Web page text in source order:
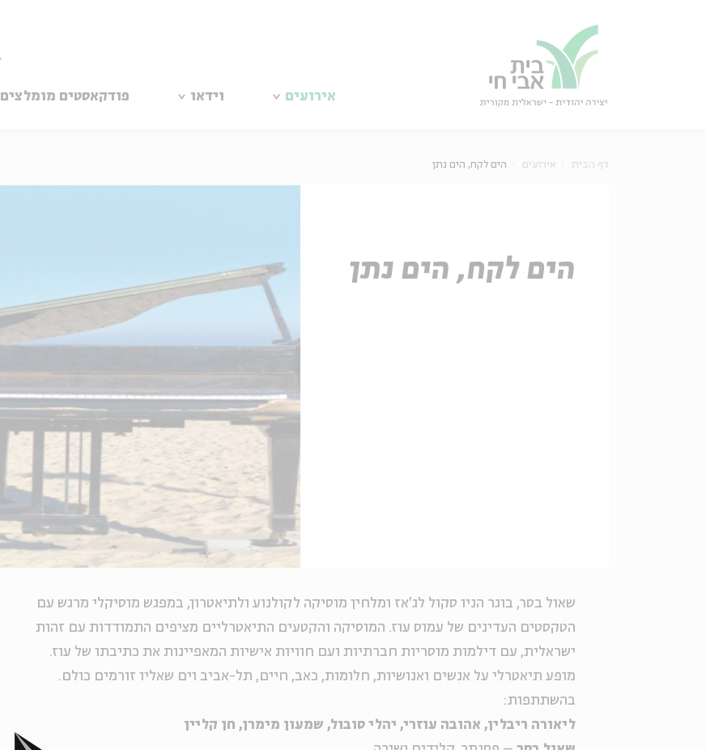
אירועים וידאו פודקאסטים מומלצים
דף הבית אירועים הים לקח, הים נתן
הים לקח, הים נתן
שאול בסר, בוגר הניו סקול לג'אז ומלחין מוסיקה לקולנוע ולתיאטרון, במפגש מוסיקלי מרגש עם
הטקסטים העדינים של עמוס עוז. המוסיקה והקטעים התיאטרליים מציפים התמודדות עם זהות
ישראלית, עם דילמות מוסריות חברתיות ועם חוויות אישיות המאפיינות את כתיבתו של עוז.
מופע תיאטרלי על אנשים ואנושיות, חלומות, כאב, חיים, תל-אביב וים שאליו זורמים כולם.
בהשתתפות:
ליאורה ריבלין, אהובה עוזרי, יהלי סובול, שמעון מימרן, חן קליין